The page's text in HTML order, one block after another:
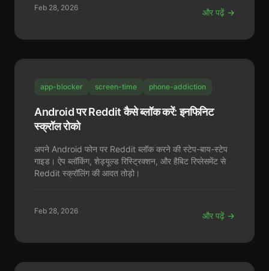
Feb 28, 2026 और पढ़ें →
app-blocker screen-time phone-addiction
Android पर Reddit कैसे ब्लॉक करें: इनफिनिट
स्क्रॉल रोको
अपने Android फोन पर Reddit ब्लॉक करने की स्टेप-बाय-स्टेप
गाइड। ऐप ब्लॉकिंग, शेड्यूल्ड रिस्ट्रिक्शन, और हैबिट रिप्लेसमेंट से
Reddit स्क्रॉलिंग की आदत तोड़ो।
Feb 28, 2026 और पढ़ें →